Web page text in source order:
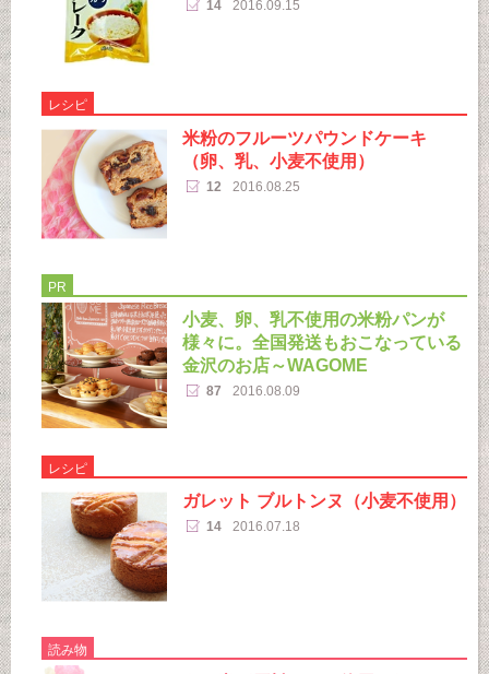
14 2016.09.15
レシピ
米粉のフルーツパウンドケーキ
（卵、乳、小麦不使用）
12 2016.08.25
PR
小麦、卵、乳不使用の米粉パンが
様々に。全国発送もおこなっている
金沢のお店～WAGOME
87 2016.08.09
レシピ
ガレット ブルトンヌ（小麦不使用）
14 2016.07.18
読み物